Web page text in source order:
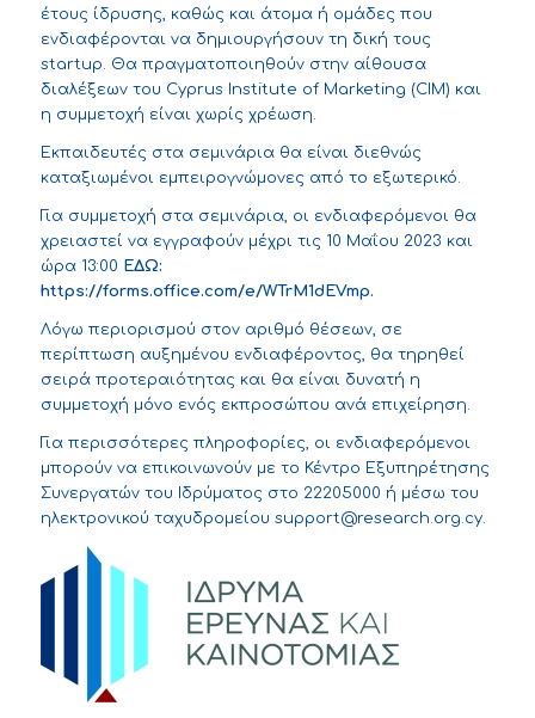
έτους ίδρυσης, καθώς και άτομα ή ομάδες που
ενδιαφέρονται να δημιουργήσουν τη δική τους
startup. Θα πραγματοποιηθούν στην αίθουσα
διαλέξεων του Cyprus Institute of Marketing (CIM) και
η συμμετοχή είναι χωρίς χρέωση.
Εκπαιδευτές στα σεμινάρια θα είναι διεθνώς
καταξιωμένοι εμπειρογνώμονες από το εξωτερικό.
Για συμμετοχή στα σεμινάρια, οι ενδιαφερόμενοι θα
χρειαστεί να εγγραφούν μέχρι τις 10 Μαΐου 2023 και
ώρα 13:00 ΕΔΩ:
https://forms.office.com/e/WTrM1dEVmp.
Λόγω περιορισμού στον αριθμό θέσεων, σε
περίπτωση αυξημένου ενδιαφέροντος, θα τηρηθεί
σειρά προτεραιότητας και θα είναι δυνατή η
συμμετοχή μόνο ενός εκπροσώπου ανά επιχείρηση.
Για περισσότερες πληροφορίες, οι ενδιαφερόμενοι
μπορούν να επικοινωνούν με το Κέντρο Εξυπηρέτησης
Συνεργατών του Ιδρύματος στο 22205000 ή μέσω του
ηλεκτρονικού ταχυδρομείου support@research.org.cy.